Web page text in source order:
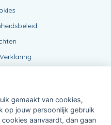
gemaakt van cookies,
op jouw persoonlijk gebruik
aanvaardt, dan gaan